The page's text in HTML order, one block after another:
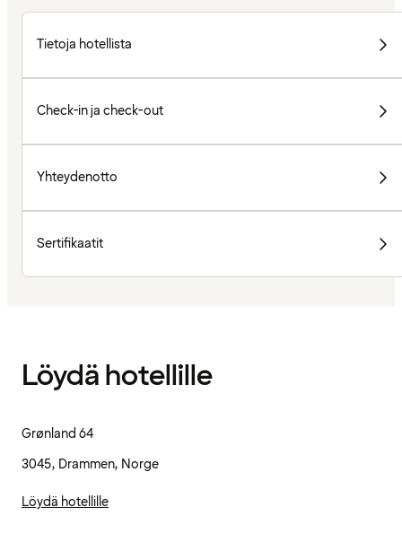
Tietoja hotellista
Check-in ja check-out
Yhteydenotto
Sertifikaatit
Löydä hotellille
Grønland 64
3045, Drammen, Norge
Löydä hotellille